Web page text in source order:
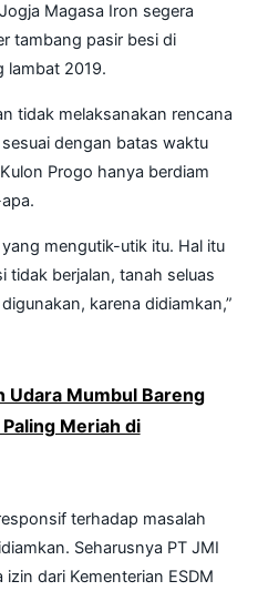
Magasa Iron segera
tambang pasir besi di
lambat 2019.
tidak melaksanakan rencana
dengan batas waktu
Progo hanya berdiam
mengutik-utik itu. Hal itu
tidak berjalan, tanah seluas
karena didiamkan,”
Udara Mumbul Bareng
Meriah di
terhadap masalah
Seharusnya PT JMI
dari Kementerian ESDM